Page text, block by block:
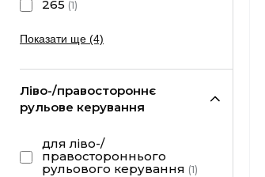
265 (1)
Показати ще (4)
Ліво-/правостороннє
рульове керування
для ліво-/
правостороннього
рульового керування (1)